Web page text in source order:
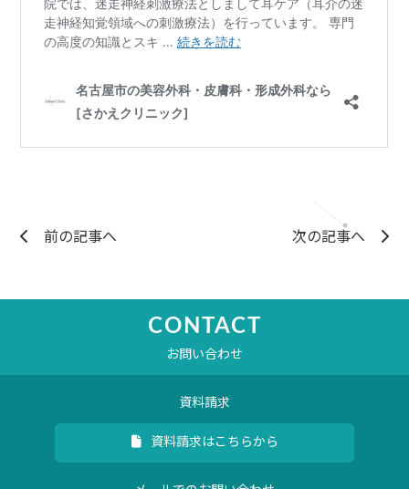
前の記事へ 次の記事へ
CONTACT
お問い合わせ
資料請求
資料請求はこちらから